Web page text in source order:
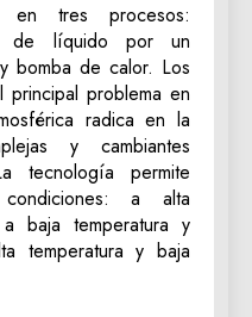
tres procesos:
de líquido por un
bomba de calor. Los
problema en
radica en la
y cambiantes
tecnología permite
a alta
baja temperatura y
temperatura y baja